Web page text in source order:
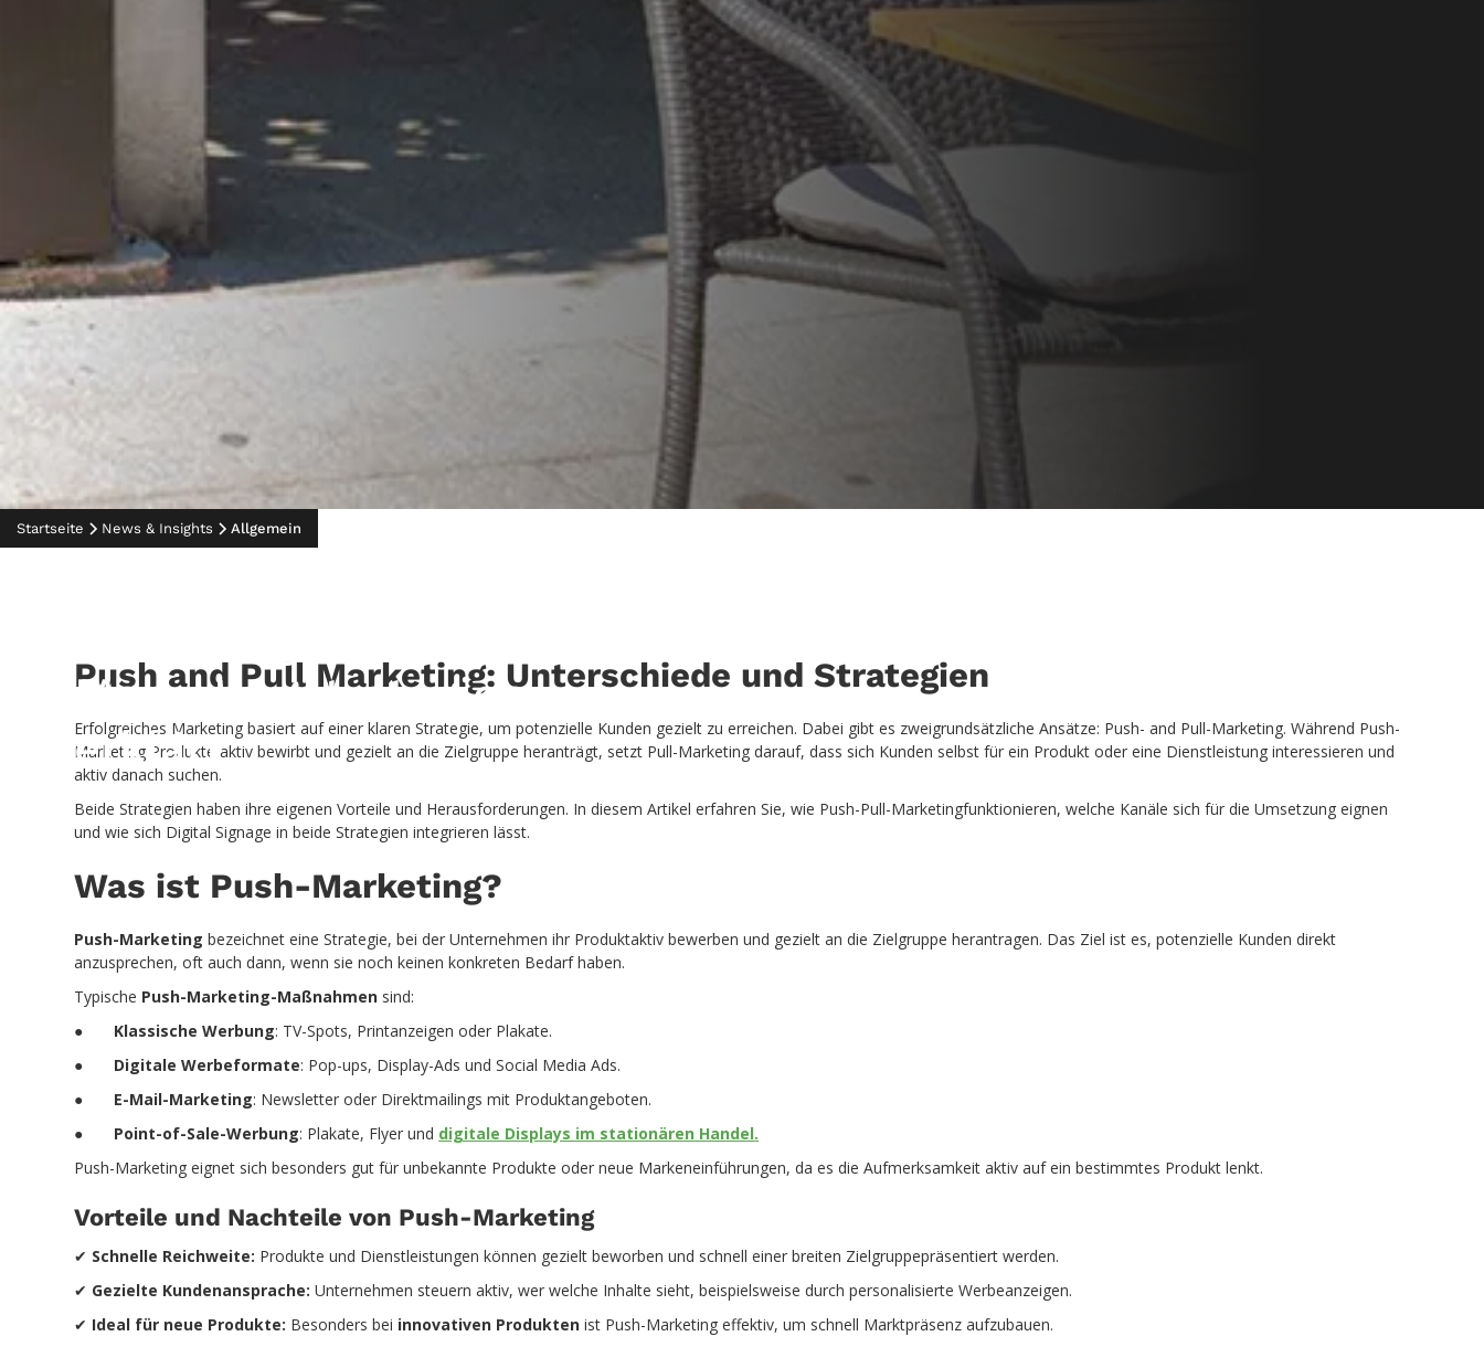
02.04.2026
Marketingstrategien
erklärt
Startseite News & Insights Allgemein
Push and Pull Marketing: Unterschiede und Strategien
Erfolgreiches Marketing basiert auf einer klaren Strategie, um potenzielle Kunden gezielt zu erreichen. Dabei gibt es zweigrundsätzliche Ansätze: Push- and Pull-Marketing. Während Push-
Marketing Produkte aktiv bewirbt und gezielt an die Zielgruppe heranträgt, setzt Pull-Marketing darauf, dass sich Kunden selbst für ein Produkt oder eine Dienstleistung interessieren und
aktiv danach suchen.
Beide Strategien haben ihre eigenen Vorteile und Herausforderungen. In diesem Artikel erfahren Sie, wie Push-Pull-Marketingfunktionieren, welche Kanäle sich für die Umsetzung eignen
und wie sich Digital Signage in beide Strategien integrieren lässt.
Was ist Push-Marketing?
Push-Marketing bezeichnet eine Strategie, bei der Unternehmen ihr Produktaktiv bewerben und gezielt an die Zielgruppe herantragen. Das Ziel ist es, potenzielle Kunden direkt
anzusprechen, oft auch dann, wenn sie noch keinen konkreten Bedarf haben.
Typische Push-Marketing-Maßnahmen sind:
● Klassische Werbung: TV-Spots, Printanzeigen oder Plakate.
● Digitale Werbeformate: Pop-ups, Display-Ads und Social Media Ads.
● E-Mail-Marketing: Newsletter oder Direktmailings mit Produktangeboten.
● Point-of-Sale-Werbung: Plakate, Flyer und digitale Displays im stationären Handel.
Push-Marketing eignet sich besonders gut für unbekannte Produkte oder neue Markeneinführungen, da es die Aufmerksamkeit aktiv auf ein bestimmtes Produkt lenkt.
Vorteile und Nachteile von Push-Marketing
✔ Schnelle Reichweite: Produkte und Dienstleistungen können gezielt beworben und schnell einer breiten Zielgruppepräsentiert werden.
✔ Gezielte Kundenansprache: Unternehmen steuern aktiv, wer welche Inhalte sieht, beispielsweise durch personalisierte Werbeanzeigen.
✔ Ideal für neue Produkte: Besonders bei innovativen Produkten ist Push-Marketing effektiv, um schnell Marktpräsenz aufzubauen.